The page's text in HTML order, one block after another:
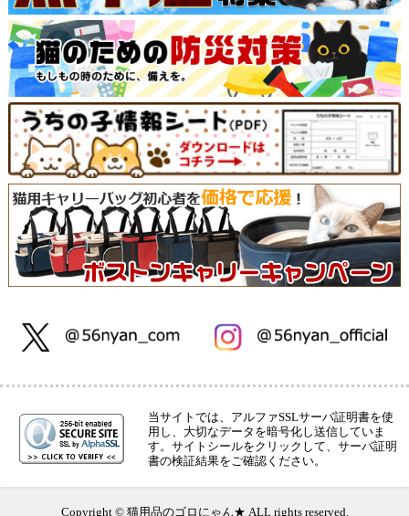
当サイトでは、アルファSSLサーバ証明書を使
用し、大切なデータを暗号化し送信していま
す。サイトシールをクリックして、サーバ証明
書の検証結果をご確認ください。
Copyright © 猫用品のゴロにゃん★ ALL rights reserved.